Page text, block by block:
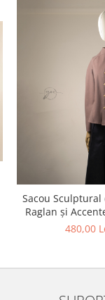
Sacou Sculptural
Raglan și
480,00